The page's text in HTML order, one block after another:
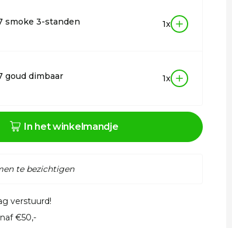
smoke 3-standen 1x
goud dimbaar 1x
In het winkelmandje
te bezichtigen
verstuurd!
€50,-